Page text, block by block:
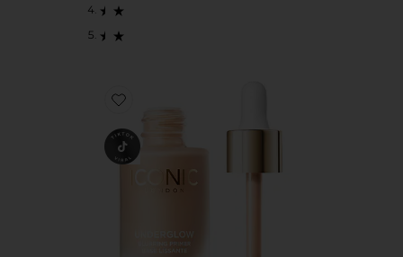
Favorite PRIMER DE DESFOQUE UNDERGLOW